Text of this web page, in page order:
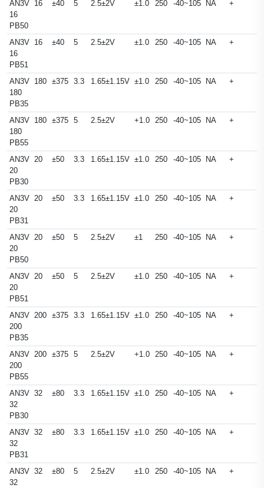
AN3V
16
PB50
16 ±40 5 2.5±2V ±1.0 250 -40~105 NA +
AN3V
16
PB51
16 ±40 5 2.5±2V ±1.0 250 -40~105 NA +
AN3V
180
PB35
180 ±375 3.3 1.65±1.15V ±1.0 250 -40~105 NA +
AN3V
180
PB55
180 ±375 5 2.5±2V +1.0 250 -40~105 NA +
AN3V
20
PB30
20 ±50 3.3 1.65±1.15V ±1.0 250 -40~105 NA +
AN3V
20
PB31
20 ±50 3.3 1.65±1.15V ±1.0 250 -40~105 NA +
AN3V
20
PB50
20 ±50 5 2.5±2V ±1 250 -40~105 NA +
AN3V
20
PB51
20 ±50 5 2.5±2V ±1.0 250 -40~105 NA +
AN3V
200
PB35
200 ±375 3.3 1.65±1.15V ±1.0 250 -40~105 NA +
AN3V
200
PB55
200 ±375 5 2.5±2V +1.0 250 -40~105 NA +
AN3V
32
PB30
32 ±80 3.3 1.65±1.15V ±1.0 250 -40~105 NA +
AN3V
32
PB31
32 ±80 3.3 1.65±1.15V ±1.0 250 -40~105 NA +
AN3V
32
32 ±80 5 2.5±2V ±1.0 250 -40~105 NA +